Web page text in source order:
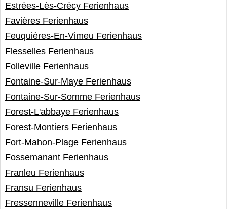
Estrées-Lès-Crécy Ferienhaus
Favières Ferienhaus
Feuquières-En-Vimeu Ferienhaus
Flesselles Ferienhaus
Folleville Ferienhaus
Fontaine-Sur-Maye Ferienhaus
Fontaine-Sur-Somme Ferienhaus
Forest-L'abbaye Ferienhaus
Forest-Montiers Ferienhaus
Fort-Mahon-Plage Ferienhaus
Fossemanant Ferienhaus
Franleu Ferienhaus
Fransu Ferienhaus
Fressenneville Ferienhaus